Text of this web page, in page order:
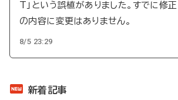
T」という誤植がありました。すでに修
の内容に変更はありません。
8/5 23:29
新着記事